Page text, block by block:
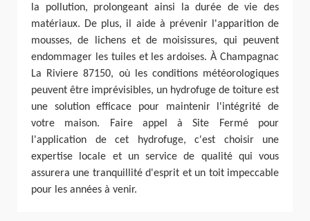
la pollution, prolongeant ainsi la durée de vie des
matériaux. De plus, il aide à prévenir l'apparition de
mousses, de lichens et de moisissures, qui peuvent
endommager les tuiles et les ardoises. À Champagnac
La Riviere 87150, où les conditions météorologiques
peuvent être imprévisibles, un hydrofuge de toiture est
une solution efficace pour maintenir l'intégrité de
votre maison. Faire appel à Site Fermé pour
l'application de cet hydrofuge, c'est choisir une
expertise locale et un service de qualité qui vous
assurera une tranquillité d'esprit et un toit impeccable
pour les années à venir.